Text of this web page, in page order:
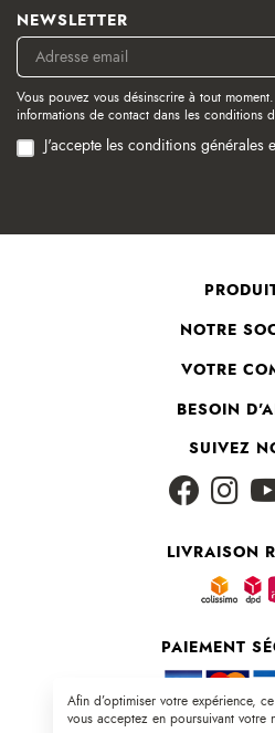
Afin d’optimiser votre expérience,
vous acceptez en poursuivant votre
NEWSLETTER
Vous pouvez vous désinscrire à tout
informations de contact dans les conditions
J'accepte les conditions
NOTRE
VOTRE
BESOIN
SUIVEZ
LIVRAISON
PAIEMENT